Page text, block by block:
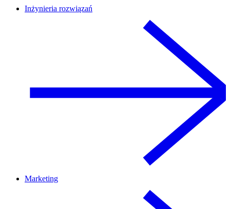
Inżynieria rozwiązań
Marketing